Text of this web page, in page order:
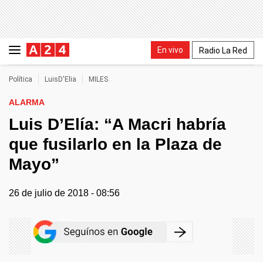
En vivo Radio La Red
Política LuisD'Elia MILES
ALARMA
Luis D’Elía: “A Macri habría
que fusilarlo en la Plaza de
Mayo”
26 de julio de 2018 - 08:56